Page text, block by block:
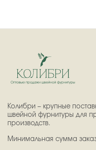
Колибри – крупные
швейной фурнитуры для
производств.
Минимальная сумма